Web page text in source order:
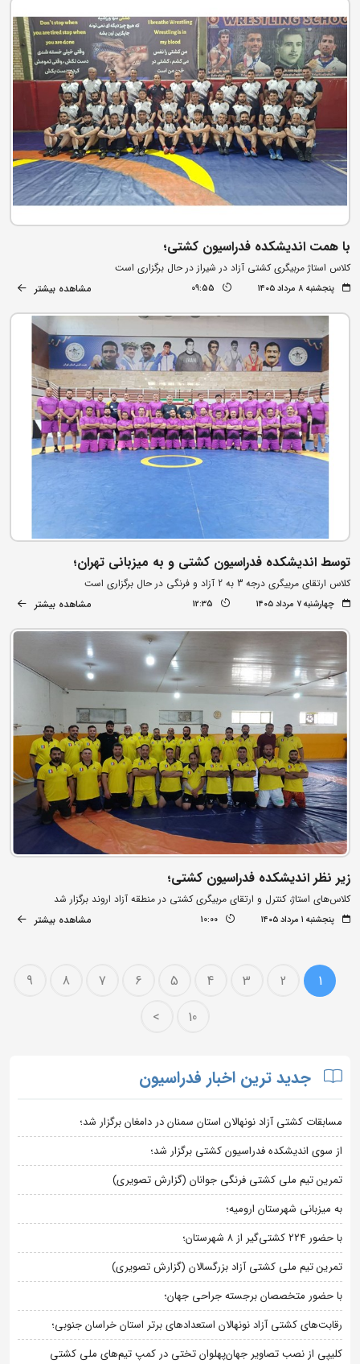
با همت اندیشکده فدراسیون کشتی؛
کلاس استاژ مربیگری کشتی آزاد در شیراز در حال برگزاری است
پنجشنبه ۸ مرداد ۱۴۰۵ 09:55 مشاهده بیشتر
توسط اندیشکده فدراسیون کشتی و به میزبانی تهران؛
کلاس ارتقای مربیگری درجه 3 به 2 آزاد و فرنگی در حال برگزاری است
چهارشنبه ۷ مرداد ۱۴۰۵ 12:35 مشاهده بیشتر
زیر نظر اندیشکده فدراسیون کشتی؛
کلاس‌های استاژ، کنترل و ارتقای مربیگری کشتی در منطقه آزاد اروند برگزار شد
پنجشنبه ۱ مرداد ۱۴۰۵ 10:00 مشاهده بیشتر
1
2
3
4
5
6
7
8
9
10
>
جدید ترین اخبار فدراسیون
مسابقات کشتی آزاد نونهالان استان سمنان در دامغان برگزار شد؛
از سوی اندیشکده فدراسیون کشتی برگزار شد؛
تمرین تیم ملی کشتی فرنگی جوانان (گزارش تصویری)
به میزبانی شهرستان ارومیه؛
با حضور ۲۲۴ کشتی‌گیر از ۸ شهرستان؛
تمرین تیم ملی کشتی آزاد بزرگسالان (گزارش تصویری)
با حضور متخصصان برجسته جراحی جهان؛
رقابت‌های کشتی آزاد نونهالان استعدادهای برتر استان خراسان جنوبی؛
کلیپی از نصب تصاویر جهان‌پهلوان تختی در کمپ تیم‌های ملی کشتی